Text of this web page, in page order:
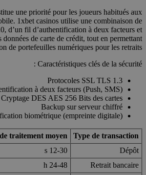
une priorité pour les joueurs habitués aux
1xbet casinos utilise une combinaison de
d’un fil d’authentification à deux facteurs et
données de carte de crédit, tout en permettant
de portefeuilles numériques pour les retraits.
Caractéristiques clés de la sécurité :
Protocoles SSL TLS 1.3
à deux facteurs (Push, SMS)
Cryptage DES AES 256 Bits des cartes
Backup sur serveur chiffré
biométrique (empreinte digitale)
Type de transaction
traitement moyen
Dépôt
12-30 s
Retrait bancaire
24-48 h